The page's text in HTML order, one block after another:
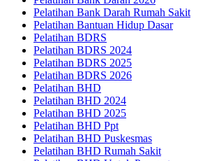
Pelatihan Bank Darah Rumah Sakit
Pelatihan Bantuan Hidup Dasar
Pelatihan BDRS
Pelatihan BDRS 2024
Pelatihan BDRS 2025
Pelatihan BDRS 2026
Pelatihan BHD
Pelatihan BHD 2024
Pelatihan BHD 2025
Pelatihan BHD Ppt
Pelatihan BHD Puskesmas
Pelatihan BHD Rumah Sakit